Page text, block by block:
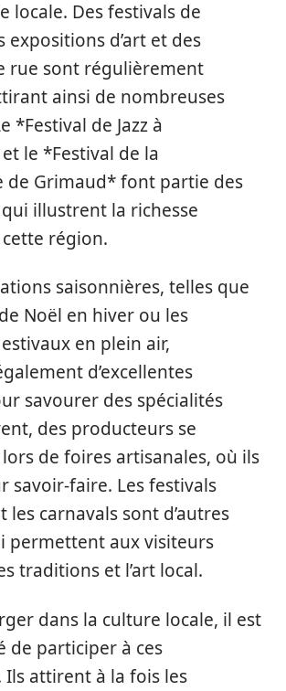
locale. Des festivals de
expositions d’art et des
rue sont régulièrement
ainsi de nombreuses
*Festival de Jazz à
le *Festival de la
de Grimaud* font partie des
illustrent la richesse
région.
saisonnières, telles que
Noël en hiver ou les
en plein air,
d’excellentes
savourer des spécialités
des producteurs se
de foires artisanales, où ils
savoir-faire. Les festivals
les carnavals sont d’autres
permettent aux visiteurs
traditions et l’art local.
dans la culture locale, il est
de participer à ces
Ils attirent à la fois les